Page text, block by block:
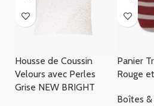
Housse de Coussin
Velours avec Perles
Grise NEW BRIGHT
Panier
Rouge
Boîtes